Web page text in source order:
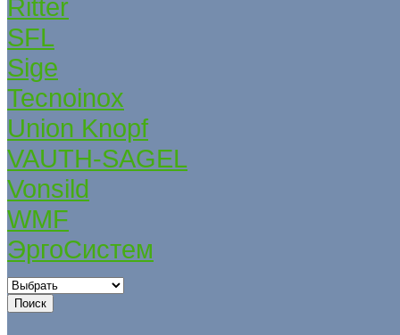
Ritter
SFL
Sige
Tecnoinox
Union Knopf
VAUTH-SAGEL
Vonsild
WMF
ЭргоСистем